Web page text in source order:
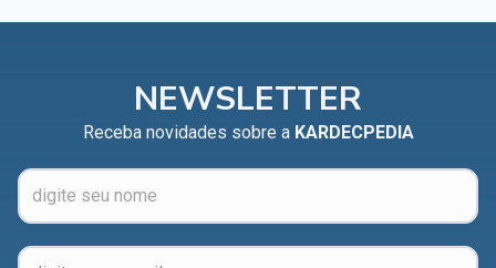
NEWSLETTER
Receba novidades sobre a KARDECPEDIA